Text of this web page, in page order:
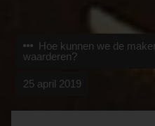
Hoe kunnen we de
waarderen?
25 april 2019